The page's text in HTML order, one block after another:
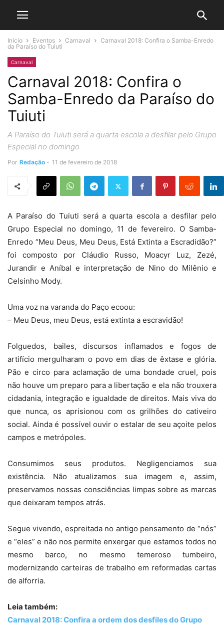
Início Eventos Carnaval
Carnaval 2018: Confira o Samba-Enredo
da Paraíso do Tuiuti
Carnaval
Carnaval 2018: Confira o
Samba-Enredo da Paraíso do
Tuiuti
A Paraíso do Tuiuti será a quarta escola a desfilar pelo Grupo
Especial no domingo
Por Redação - 11 de fevereiro de 2018
A Paraíso do Tuiuti será a quarta escola a desfilar pelo
Grupo Especial no domingo, 11 de fevereiro. O Samba-
Enredo “Meu Deus, Meu Deus, Está Extinta a Escradidão?”
foi composto por Cláudio Russo, Moacyr Luz, Zezé,
Jurandir e Aníbal e interpretação de Nino do Milênio e
Celsinho Mody.
Uma voz na varanda do Paço ecoou:
– Meu Deus, meu Deus, está extinta a escravidão!
Folguedos, bailes, discursos inflamados e fogos de
artifício mergulharam o povo em dias de êxtase e glória.
Pão e circo para aclamação de uma bondade cruel, pois
não houve um preparo para a libertação e ela não trouxera
cidadania, integração e igualdade de direitos. Mais viva do
que nunca, os aprisionou com os grilhões do cativeiro
social. Ainda é possível ouvir o estalar de seu açoite pelos
campos e metrópoles.
Consumimos seus produtos. Negligenciamos sua
existência. Não atualizamos sua imagem e, assim,
preservamos nossas consciências limpas sobre as marcas
que deixaram tempos atrás.
Segue vivendo, espreitada no antigo pensamento de “nós”
e “eles” e não nos permite enxergar que estamos todos no
mesmo barco, no mesmo temeroso tumbeiro,
modernizando carteiras de trabalho em reformadas cartas
de alforria.
Leia também:
Carnaval 2018: Confira a ordem dos desfiles do Grupo